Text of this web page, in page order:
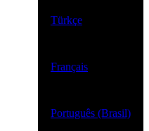
Türkçe
Français
Português (Brasil)